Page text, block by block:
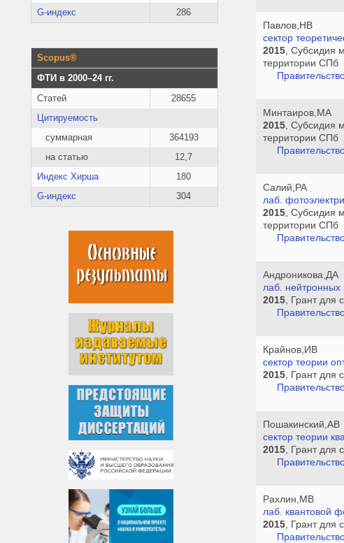
G-индекс
286
Scopus®
ФТИ в 2000–24 гг.
Статей
28655
Цитируемость
суммарная
364193
на статью
12,7
Индекс Хирша
180
G-индекс
304
Павлов,НВ
сектор
2015 , Субсидия
территории СПб
Минтаиров,МА
2015 , Субсидия
территории СПб
Салий,РА
лаб.
2015 , Субсидия
территории СПб
Андроникова,ДА
лаб.
2015 , Грант
Крайнов,ИВ
сектор теории
2015 , Грант
Пошакинский,АВ
сектор теории
2015 , Грант
Рахлин,МВ
лаб. квантовой
2015 , Грант